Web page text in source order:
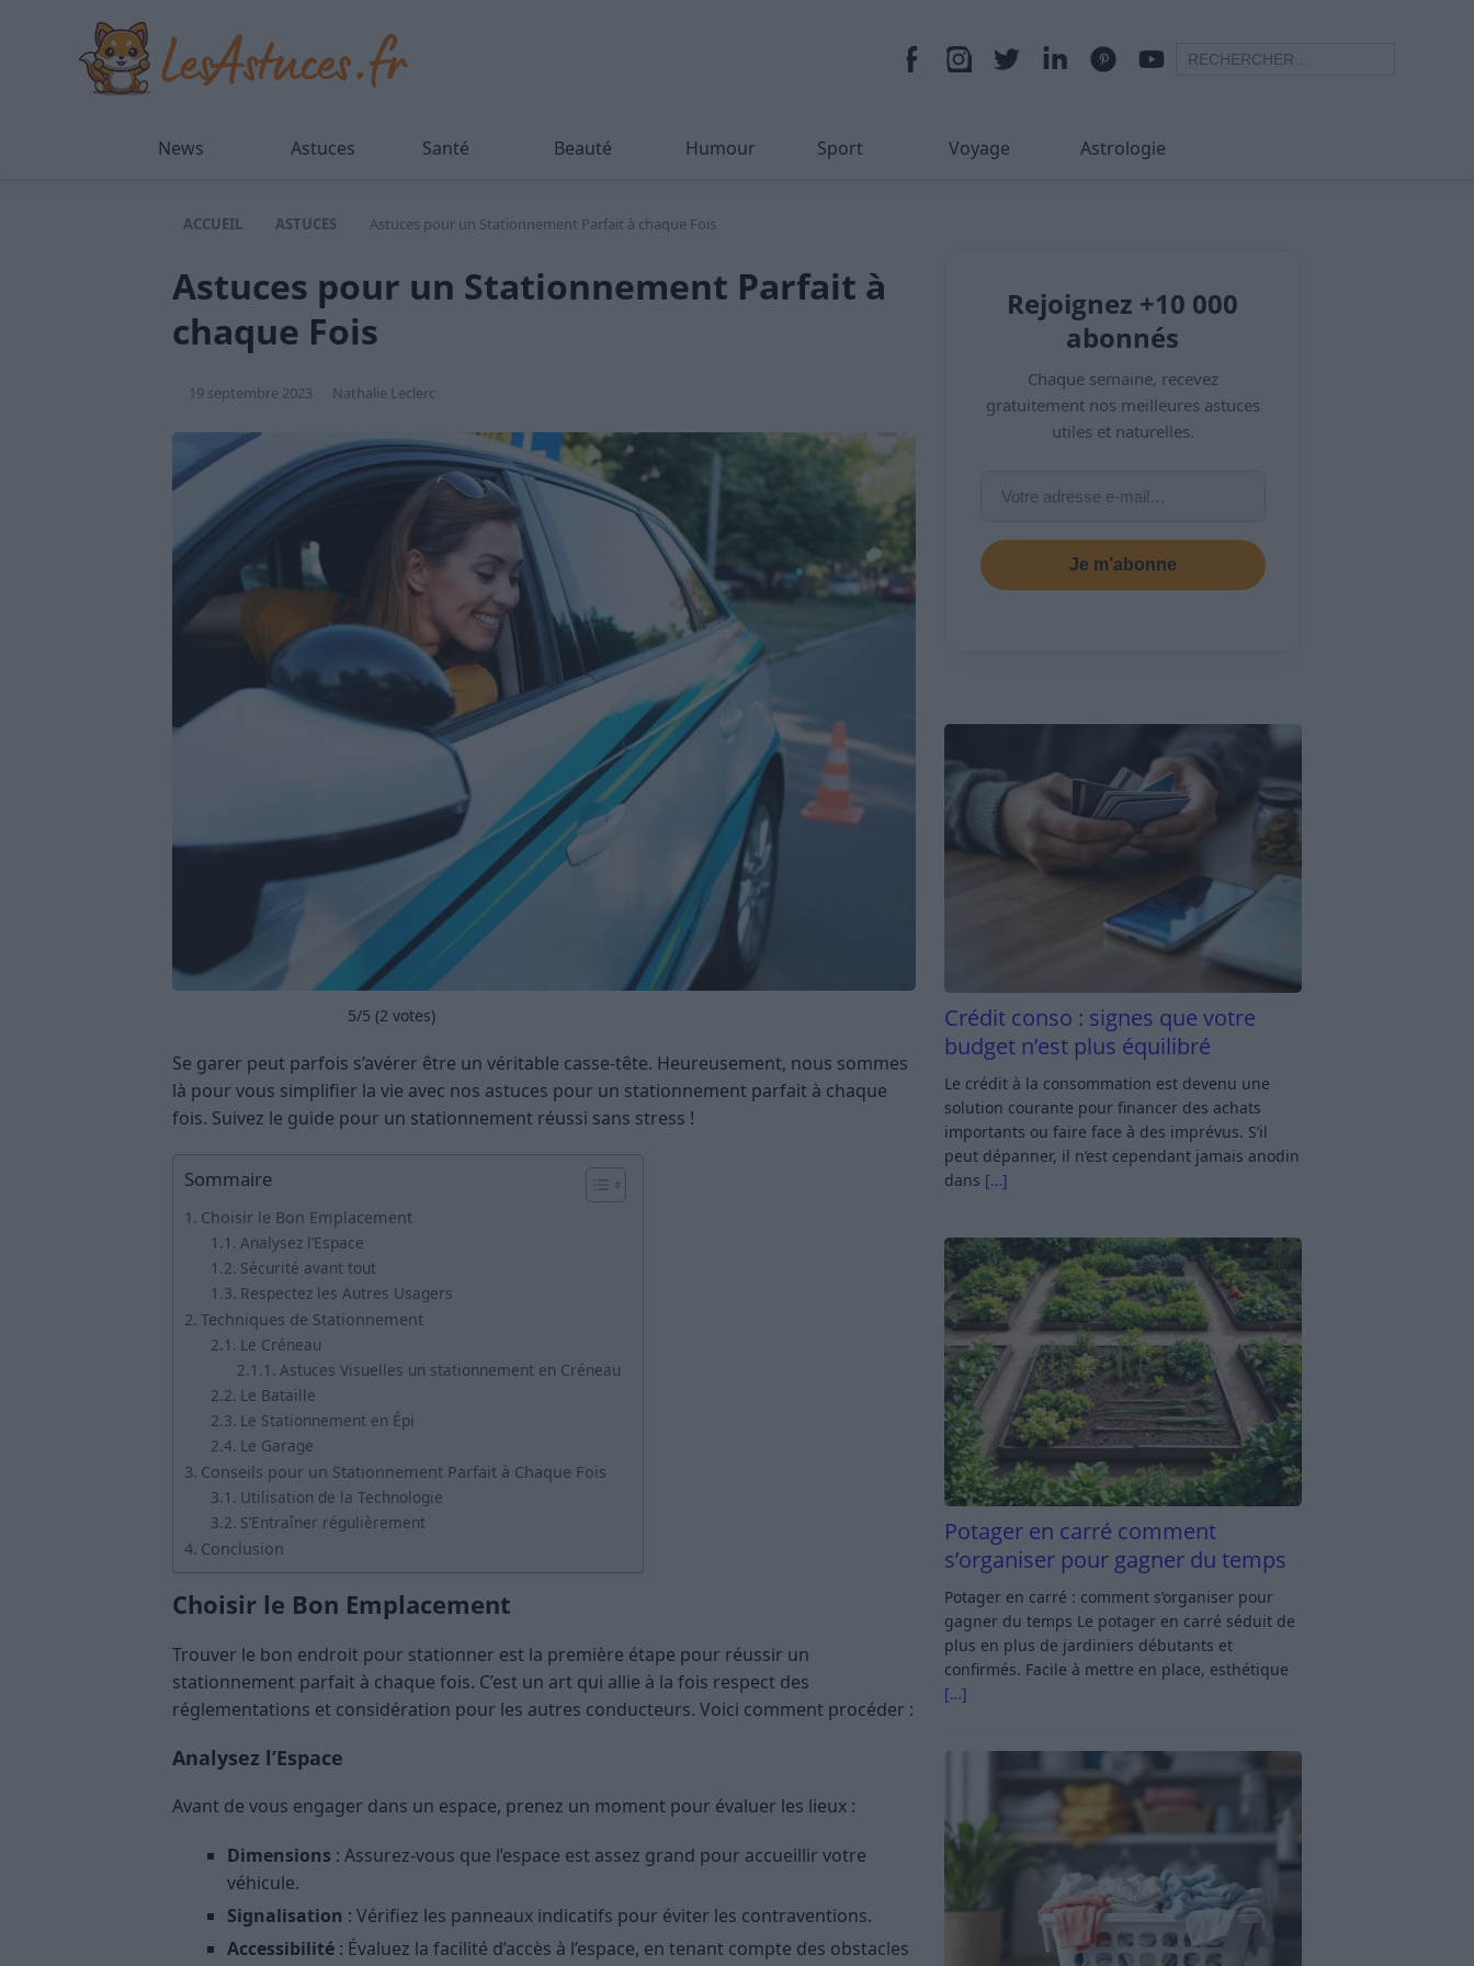
News Astuces Santé Beauté Humour Sport Voyage Astrologie
ACCUEIL ASTUCES Astuces pour un Stationnement Parfait à chaque Fois
Astuces pour un Stationnement Parfait à
chaque Fois
19 septembre 2023 Nathalie Leclerc
5/5 (2 votes)
Se garer peut parfois s’avérer être un véritable casse-tête. Heureusement, nous sommes
là pour vous simplifier la vie avec nos astuces pour un stationnement parfait à chaque
fois. Suivez le guide pour un stationnement réussi sans stress !
Sommaire
Choisir le Bon Emplacement
Analysez l’Espace
Sécurité avant tout
Respectez les Autres Usagers
Techniques de Stationnement
Le Créneau
Astuces Visuelles un stationnement en Créneau
Le Bataille
Le Stationnement en Épi
Le Garage
Conseils pour un Stationnement Parfait à Chaque Fois
Utilisation de la Technologie
S’Entraîner régulièrement
Conclusion
Choisir le Bon Emplacement
Trouver le bon endroit pour stationner est la première étape pour réussir un
stationnement parfait à chaque fois. C’est un art qui allie à la fois respect des
réglementations et considération pour les autres conducteurs. Voici comment procéder :
Analysez l’Espace
Avant de vous engager dans un espace, prenez un moment pour évaluer les lieux :
Dimensions : Assurez-vous que l’espace est assez grand pour accueillir votre
véhicule.
Signalisation : Vérifiez les panneaux indicatifs pour éviter les contraventions.
Accessibilité : Évaluez la facilité d’accès à l’espace, en tenant compte des obstacles
Rejoignez +10 000
abonnés
Chaque semaine, recevez
gratuitement nos meilleures astuces
utiles et naturelles.
Je m’abonne
Crédit conso : signes que votre
budget n’est plus équilibré
Le crédit à la consommation est devenu une
solution courante pour financer des achats
importants ou faire face à des imprévus. S’il
peut dépanner, il n’est cependant jamais anodin
dans […]
Potager en carré comment
s’organiser pour gagner du temps
Potager en carré : comment s’organiser pour
gagner du temps Le potager en carré séduit de
plus en plus de jardiniers débutants et
confirmés. Facile à mettre en place, esthétique
[…]